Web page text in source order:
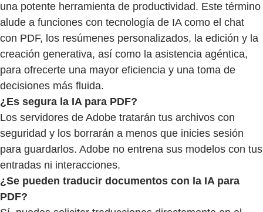
una potente herramienta de productividad. Este término
alude a funciones con tecnología de IA como el chat
con PDF, los resúmenes personalizados, la edición y la
creación generativa, así como la asistencia agéntica,
para ofrecerte una mayor eficiencia y una toma de
decisiones más fluida.
¿Es segura la IA para PDF?
Los servidores de Adobe tratarán tus archivos con
seguridad y los borrarán a menos que inicies sesión
para guardarlos. Adobe no entrena sus modelos con tus
entradas ni interacciones.
¿Se pueden traducir documentos con la IA para
PDF?